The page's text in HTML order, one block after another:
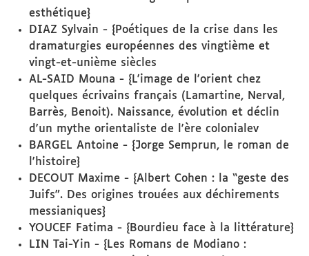
esthétique}
DIAZ Sylvain - {Poétiques de la crise dans les
dramaturgies européennes des vingtième et
vingt-et-unième siècles
AL-SAID Mouna - {L'image de l'orient chez
quelques écrivains français (Lamartine, Nerval,
Barrès, Benoit). Naissance, évolution et déclin
d'un mythe orientaliste de l'ère colonialev
BARGEL Antoine - {Jorge Semprun, le roman de
l'histoire}
DECOUT Maxime - {Albert Cohen : la “geste des
Juifs”. Des origines trouées aux déchirements
messianiques}
YOUCEF Fatima - {Bourdieu face à la littérature}
LIN Tai-Yin - {Les Romans de Modiano :